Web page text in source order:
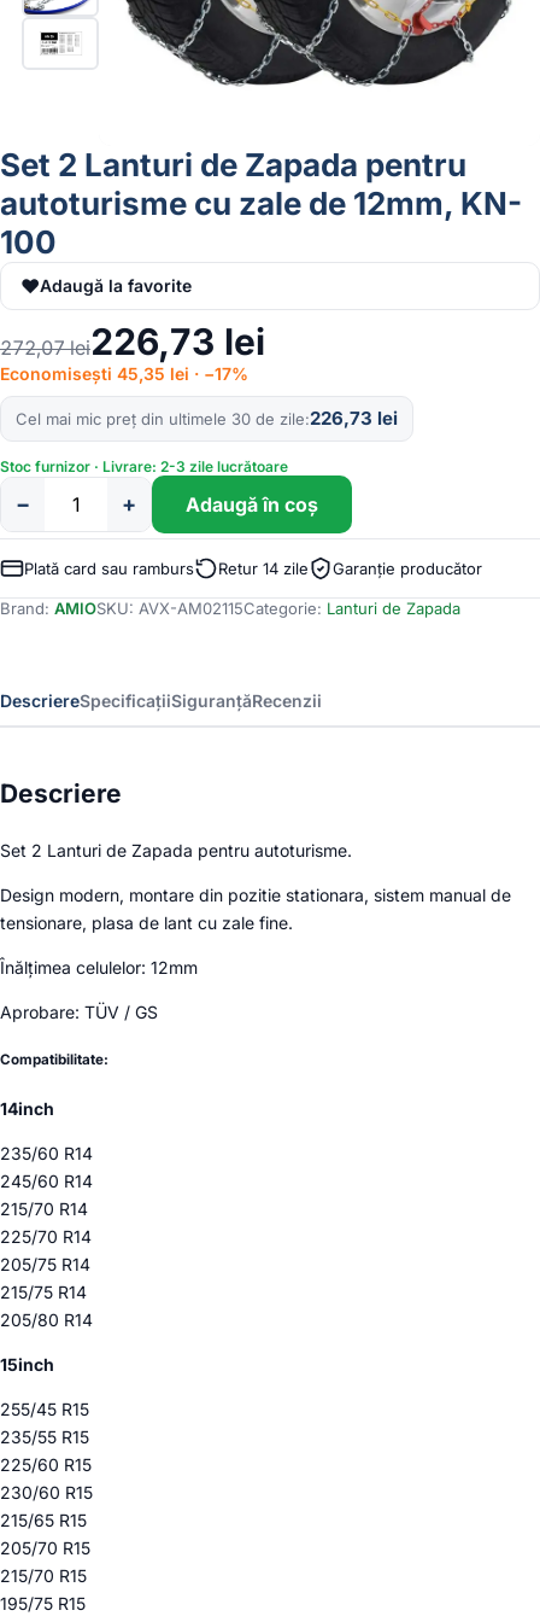
Set 2 Lanturi de Zapada pentru
autoturisme cu zale de 12mm, KN-
100
♥Adaugă la favorite
272,07lei226,73 lei
Economisești 45,35 lei · −17%
Cel mai mic preț din ultimele 30 de zile 226,73 lei
Stoc furnizor · Livrare: 2-3 zile lucrătoare
Cantitate
Set
2
de
cu
zale
12mm,
KN-
− + Adaugă în coș
Plată card sau ramburs Retur 14 zile Garanție producător
Brand: AMIOSKU: AVX-AM02115Categorie: Lanturi de Zapada
DescriereSpecificațiiSiguranțăRecenzii
Descriere
Set 2 Lanturi de Zapada pentru autoturisme.
Design modern, montare din pozitie stationara, sistem manual de
tensionare, plasa de lant cu zale fine.
Înălțimea celulelor: 12mm
Aprobare: TÜV / GS
Compatibilitate:
14inch
235/60 R14
245/60 R14
215/70 R14
225/70 R14
205/75 R14
215/75 R14
205/80 R14
15inch
255/45 R15
235/55 R15
225/60 R15
230/60 R15
215/65 R15
205/70 R15
215/70 R15
195/75 R15